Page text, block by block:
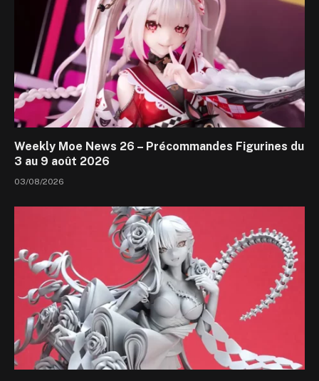
Weekly Moe News 26 – Précommandes Figurines du
3 au 9 août 2026
03/08/2026